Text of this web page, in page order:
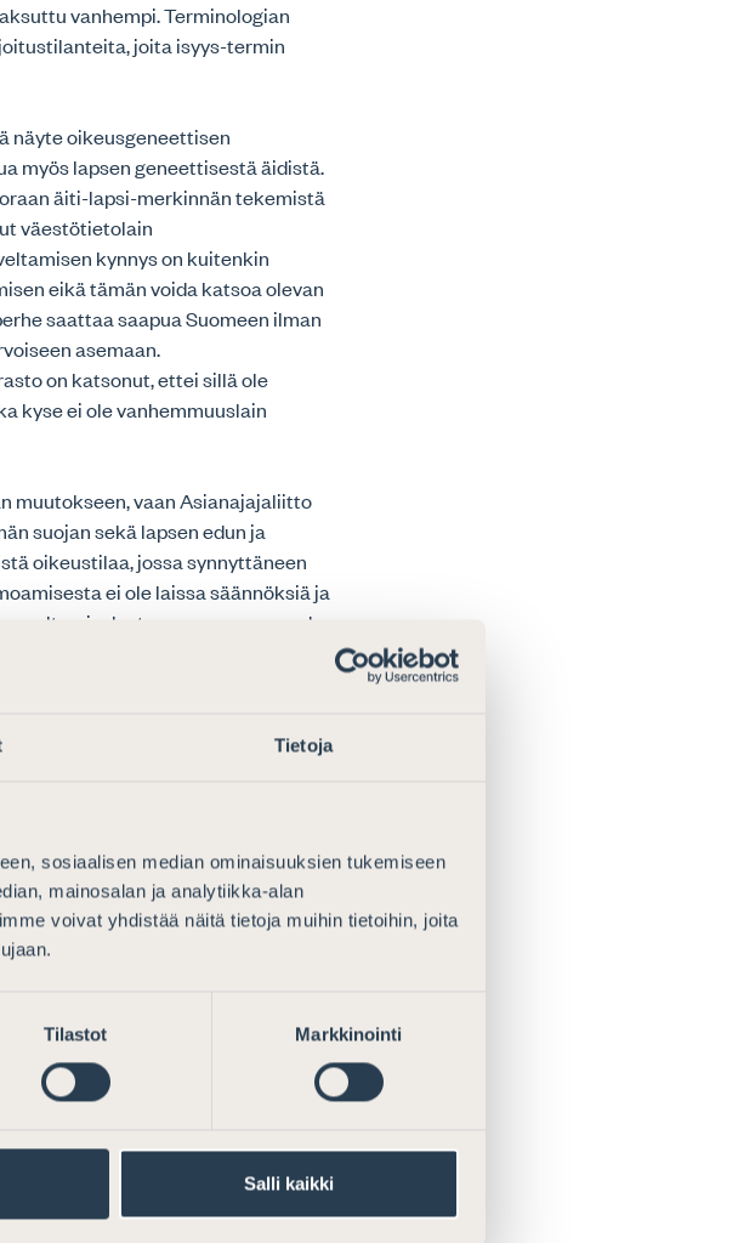
Tietoja
sosiaalisen median ominaisuuksien tukemiseen
mainosalan ja analytiikka-alan
voivat yhdistää näitä tietoja muihin tietoihin, joita
Tilastot Markkinointi
Salli kaikki
vanhempi. Terminologian
joita isyys-termin
näyte oikeusgeneettisen
myös lapsen geneettisestä äidistä.
äiti-lapsi-merkinnän tekemistä
väestötietolain
kynnys on kuitenkin
eikä tämän voida katsoa olevan
saattaa saapua Suomeen ilman
asemaan.
on katsonut, ettei sillä ole
kyse ei ole vanhemmuuslain
muutokseen, vaan Asianajajaliitto
suojan sekä lapsen edun ja
oikeustilaa, jossa synnyttäneen
ei ole laissa säännöksiä ja
on sen sanamuodon
ei voida pitää tyydyttävänä. Kuten
oikeusprosesseja ja
vaikeuttaa
isän isyys olisi saatu selvitetyksi,
ole toimivaltaa vahvistaa lapselle
oikeudellisia sopijapuolia. Ilman
ole oikeutettu elatusapuun
kehityksensä puolesta kykenevä
ole huoltajaa tai muuta
puolesta. Asianajajaliitto pitää
sillä lastenvalvojilla on jo
Asianajajaliitto painottaa
välttämättömyyttä sen